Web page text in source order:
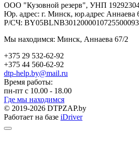
ООО "Кузовной резерв", УНП
Юр. адрес: г. Минск, юр.адрес Аннаева
Р/СЧ:
Мы находимся: Минск, Аннаева 67/2
+375 29 532-62-92
+375 44 560-62-92
dtp-help.by@mail.ru
Время работы:
пн-пт с 10.00 - 18.00
Где мы находимся
© 2019-2026 DTPZAP.by
Работает на базе iDriver